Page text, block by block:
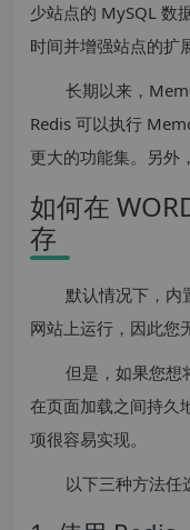
少站点的 MySQL 数
时间并增强站点的扩
长期以来，
Redis 可以执行
更大的功能集。另外
如何在
存
默认情况下，内
网站上运行，因此您
但是，如果您想
在页面加载之间持久
项很容易实现。
以下三种方法任